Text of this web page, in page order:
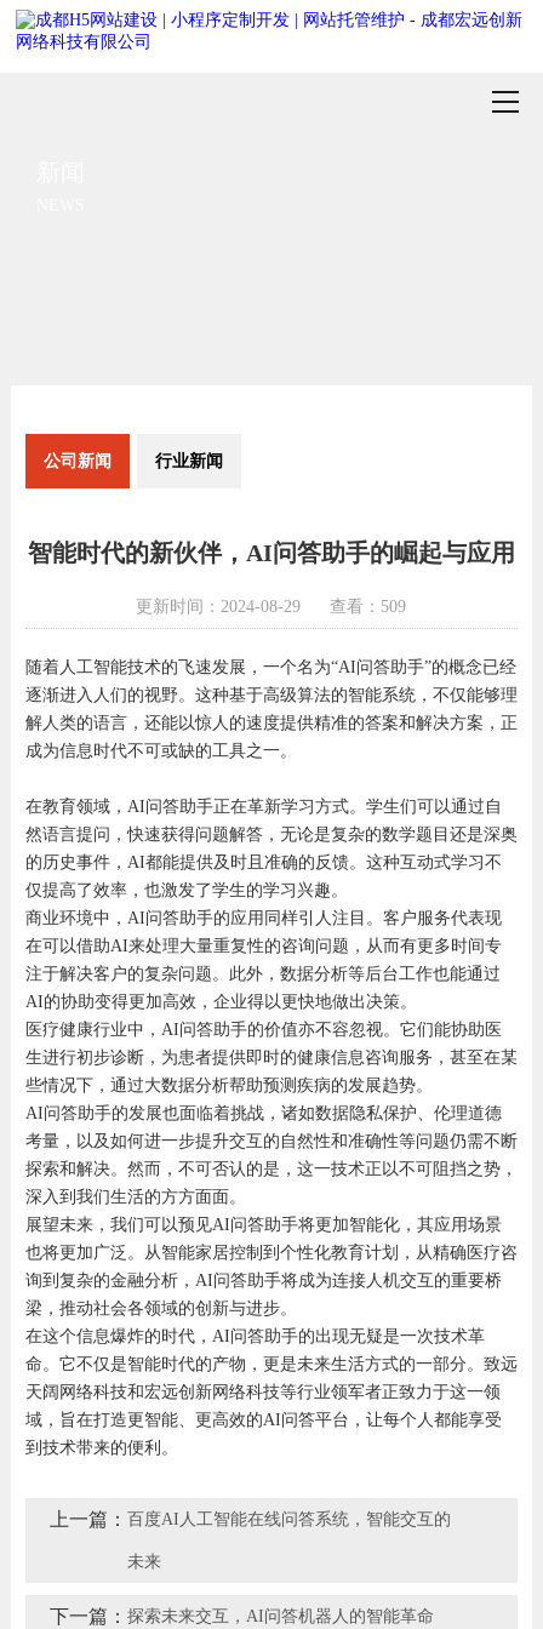
公司新闻 行业新闻
智能时代的新伙伴，AI问答助手的崛起与应用
更新时间：2024-08-29 查看：509
随着人工智能技术的飞速发展，一个名为“AI问答助手”的概念已经
逐渐进入人们的视野。这种基于高级算法的智能系统，不仅能够理
解人类的语言，还能以惊人的速度提供精准的答案和解决方案，正
成为信息时代不可或缺的工具之一。
在教育领域，AI问答助手正在革新学习方式。学生们可以通过自
然语言提问，快速获得问题解答，无论是复杂的数学题目还是深奥
的历史事件，AI都能提供及时且准确的反馈。这种互动式学习不
仅提高了效率，也激发了学生的学习兴趣。
商业环境中，AI问答助手的应用同样引人注目。客户服务代表现
在可以借助AI来处理大量重复性的咨询问题，从而有更多时间专
注于解决客户的复杂问题。此外，数据分析等后台工作也能通过
AI的协助变得更加高效，企业得以更快地做出决策。
医疗健康行业中，AI问答助手的价值亦不容忽视。它们能协助医
生进行初步诊断，为患者提供即时的健康信息咨询服务，甚至在某
些情况下，通过大数据分析帮助预测疾病的发展趋势。
AI问答助手的发展也面临着挑战，诸如数据隐私保护、伦理道德
考量，以及如何进一步提升交互的自然性和准确性等问题仍需不断
探索和解决。然而，不可否认的是，这一技术正以不可阻挡之势，
深入到我们生活的方方面面。
展望未来，我们可以预见AI问答助手将更加智能化，其应用场景
也将更加广泛。从智能家居控制到个性化教育计划，从精确医疗咨
询到复杂的金融分析，AI问答助手将成为连接人机交互的重要桥
梁，推动社会各领域的创新与进步。
在这个信息爆炸的时代，AI问答助手的出现无疑是一次技术革
命。它不仅是智能时代的产物，更是未来生活方式的一部分。致远
天阔网络科技和宏远创新网络科技等行业领军者正致力于这一领
域，旨在打造更智能、更高效的AI问答平台，让每个人都能享受
到技术带来的便利。
上一篇： 百度AI人工智能在线问答系统，智能交互的
未来
下一篇： 探索未来交互，AI问答机器人的智能革命